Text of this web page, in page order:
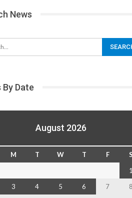
News
By Date
August 2026
M T W T F
S
1
3 4 5 6 7 8